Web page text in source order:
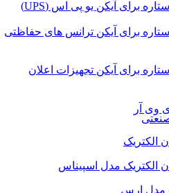
یو پی اس (UPS)
ترانس های حفاظتی
تجهیزات اعلان
الکتریک مدل اسپیناس